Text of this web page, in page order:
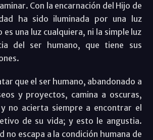
Con la encarnación del Hijo de
ha sido iluminada por una luz
una luz cualquiera, ni la simple luz
del ser humano, que tiene sus
que el ser humano, abandonado a
y proyectos, camina a oscuras,
no acierta siempre a encontrar el
de su vida; y esto le angustia.
no escapa a la condición humana de